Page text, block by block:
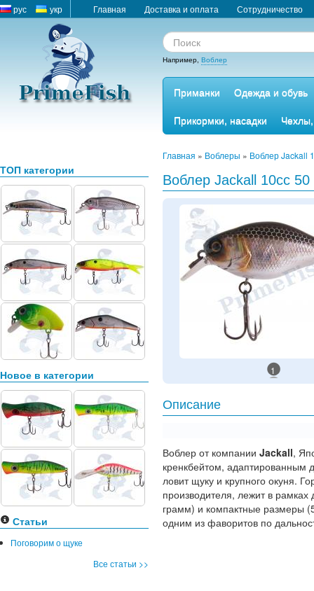
рус укр Главная Доставка и оплата Сотрудничество
Например, Воблер
Приманки
Одежда и обувь
Прикормки, насадки
ТОП категории
Новое в категории
Статьи
Поговорим о щуке
Все статьи >>
Главная » Воблеры » Воблер Jackall
Воблер Jackall 10cc
1
Описание
Воблер от компании Jackall,
кренкбейтом, адаптированным
ловит щуку и крупного окуня.
производителя, лежит в
грамм) и компактные размеры
одним из фаворитов по